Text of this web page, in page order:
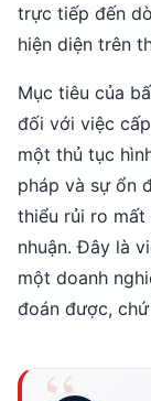
trực tiếp đến
hiện diện trên
Mục tiêu của
đối với việc
một thủ tục
pháp và sự ổn
thiểu rủi ro
nhuận. Đây là
một doanh
đoán được,